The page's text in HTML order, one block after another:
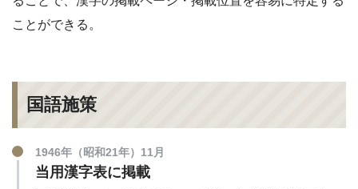
ことができる。
国語施策
1946年（昭和21年）11月
当用漢字表に掲載